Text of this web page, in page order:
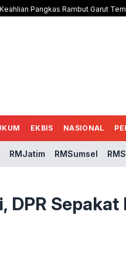
Pangkas Rambut Garut
EKBIS NASIONAL
RMJatim RMSumsel
Sepakat